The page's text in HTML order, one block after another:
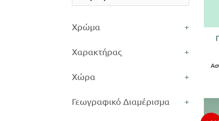
Χρώμα +
Χαρακτήρας +
Χώρα +
Γεωγραφικό Διαμέρισμα +